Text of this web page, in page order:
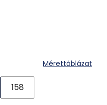
Mérettáblázat
158